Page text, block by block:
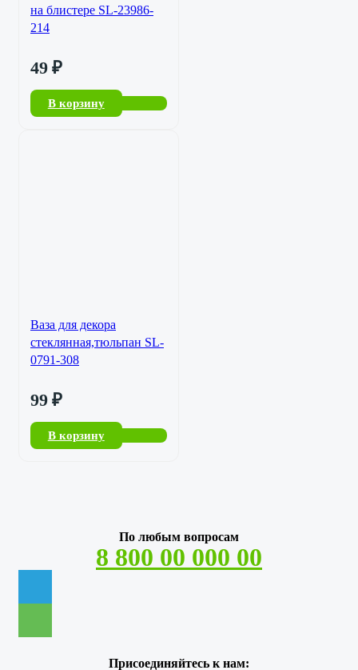
на блистере SL-23986-
214
49 ₽
В корзину
Ваза для декора
стеклянная,тюльпан SL-
0791-308
99 ₽
В корзину
По любым вопросам
8 800 00 000 00
Присоединяйтесь к нам: